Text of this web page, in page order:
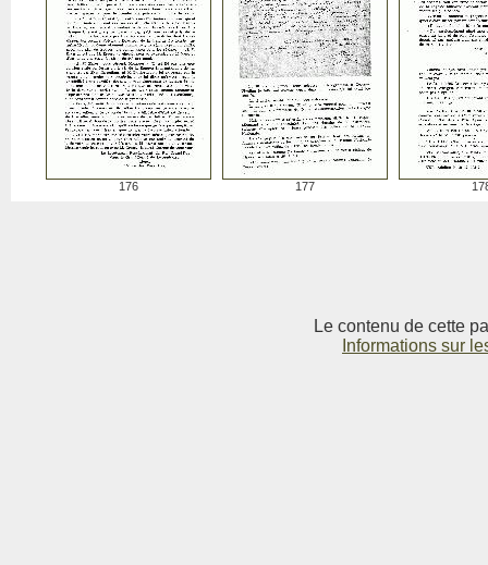
176 177
Le contenu de cette
Informations sur